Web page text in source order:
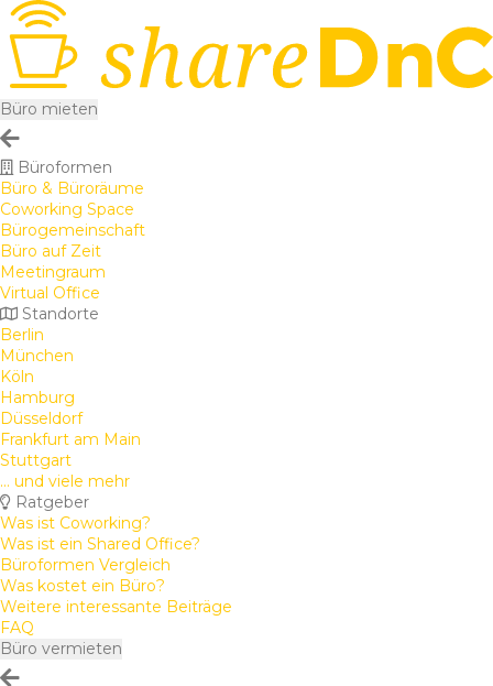
Büro mieten
Büroformen
Büro & Büroräume
Coworking Space
Bürogemeinschaft
Büro auf Zeit
Meetingraum
Virtual Office
Standorte
Berlin
München
Köln
Hamburg
Düsseldorf
Frankfurt am Main
Stuttgart
... und viele mehr
Ratgeber
Was ist Coworking?
Was ist ein Shared Office?
Büroformen Vergleich
Was kostet ein Büro?
Weitere interessante Beiträge
FAQ
Büro vermieten